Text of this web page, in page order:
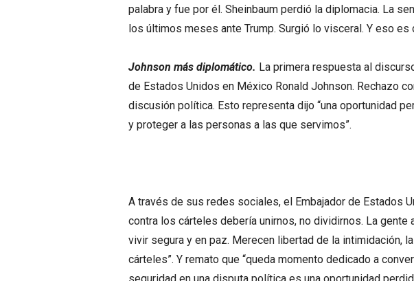
palabra y fue por él. Sheinbaum perdió la diplomacia. La
los últimos meses ante Trump. Surgió lo visceral. Y eso es
Johnson más diplomático. La primera respuesta al
de Estados Unidos en México Ronald Johnson. Rechazo
discusión política. Esto representa dijo “una oportunidad
y proteger a las personas a las que servimos”.
A través de sus redes sociales, el Embajador de Estados
contra los cárteles debería unirnos, no dividirnos. La
vivir segura y en paz. Merecen libertad de la intimidación,
cárteles”. Y remato que “queda momento dedicado a